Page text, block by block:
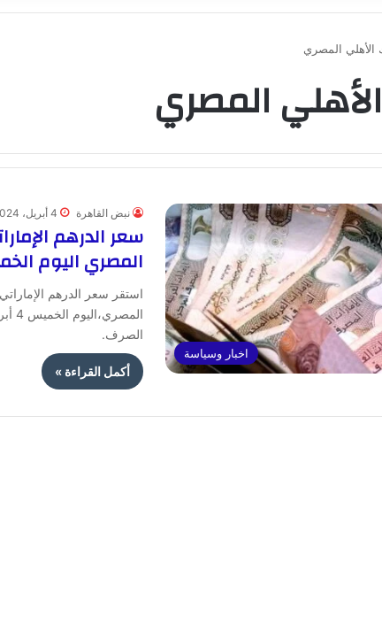
الأهلي المصري
المصري
اخبار وسياسة
نبض القاهرة 4 أبريل، 2024
سعر الدرهم
المصري اليوم الخميس 4
استقر سعر الدرهم
الصرف.
أكمل القراءة »